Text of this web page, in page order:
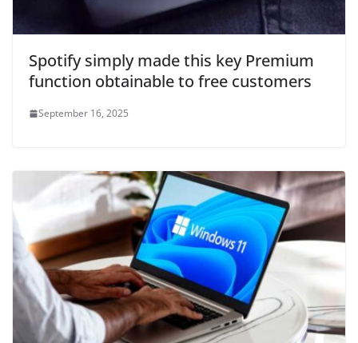
Spotify simply made this key Premium
function obtainable to free customers
September 16, 2025